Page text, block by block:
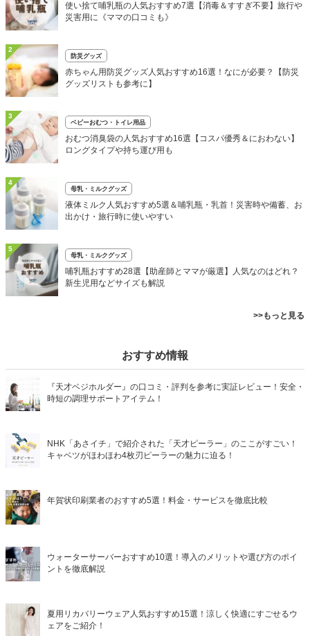
使い捨て哺乳瓶の人気おすすめ7選【消毒＆すすぎ不要】旅行や
災害用に《ママの口コミも》
2
防災グッズ
赤ちゃん用防災グッズ人気おすすめ16選！なにが必要？【防災
グッズリストも参考に】
3
ベビーおむつ・トイレ用品
おむつ消臭袋の人気おすすめ16選【コスパ優秀＆におわない】
ロングタイプや持ち運び用も
4
母乳・ミルクグッズ
液体ミルク人気おすすめ5選＆哺乳瓶・乳首！災害時や備蓄、お
出かけ・旅行時に使いやすい
5
母乳・ミルクグッズ
哺乳瓶おすすめ28選【助産師とママが厳選】人気なのはどれ？
新生児用などサイズも解説
>>もっと見る
おすすめ情報
『天才ベジホルダー』の口コミ・評判を参考に実証レビュー！安全・
時短の調理サポートアイテム！
NHK「あさイチ」で紹介された「天才ピーラー」のここがすごい！
キャベツがほわほわ4枚刃ピーラーの魅力に迫る！
年賀状印刷業者のおすすめ5選！料金・サービスを徹底比較
ウォーターサーバーおすすめ10選！導入のメリットや選び方のポイ
ントを徹底解説
夏用リカバリーウェア人気おすすめ15選！涼しく快適にすごせるウ
ェアをご紹介！